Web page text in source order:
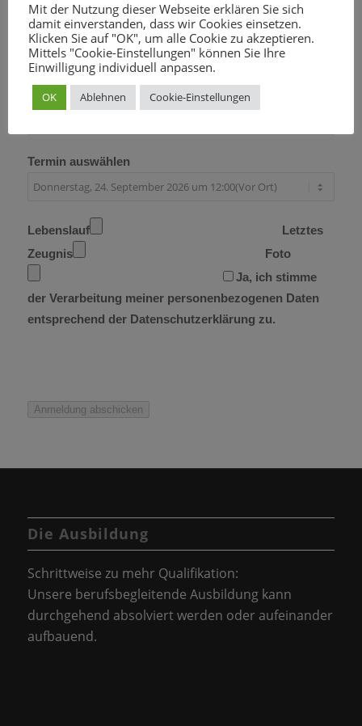
Sozialversicherungsnummer
Staatsbürgerschaft
Termin auswählen
Lebenslauf
Letztes
Zeugnis
Foto
Ja, ich stimme
der Verarbeitung meiner personenbezogenen Daten
entsprechend der Datenschutzerklärung zu.
Anmeldung abschicken
Die Ausbildung
Schrittweise zu mehr Qualifikation:
Unsere berufsbegleitende Ausbildung kann
durchgehend absolviert werden oder aufeinander
aufbauend.
Mit der Nutzung dieser Webseite erklären Sie sich
damit einverstanden, dass wir Cookies einsetzen.
Klicken Sie auf "OK", um alle Cookie zu akzeptieren.
Mittels "Cookie-Einstellungen" können Sie Ihre
Einwilligung individuell anpassen.
OK Ablehnen Cookie-Einstellungen